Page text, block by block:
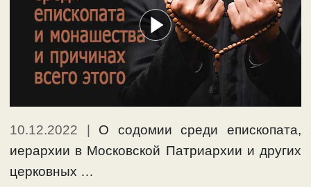
10.12.2022 | О содомии среди епископата,
иерархии в Московской Патриархии и других
церковных …